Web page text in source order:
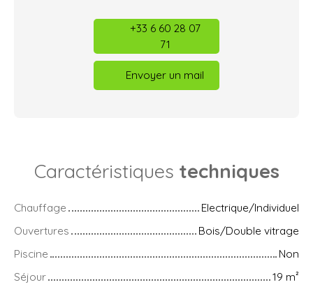
+33 6 60 28 07
71
Envoyer un mail
Caractéristiques techniques
Chauffage
Electrique/Individuel
Ouvertures
Bois/Double vitrage
Piscine
Non
Séjour
19 m²